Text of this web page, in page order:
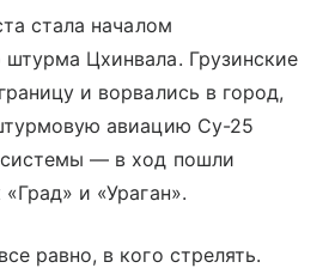
стала началом
Цхинвала. Грузинские
и ворвались в город,
авиацию Су-25
системы — в ход пошли
и «Ураган».
равно, в кого стрелять.